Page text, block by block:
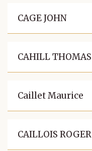
CAGE JOHN
CAHILL THOMAS
Caillet Maurice
CAILLOIS ROGER